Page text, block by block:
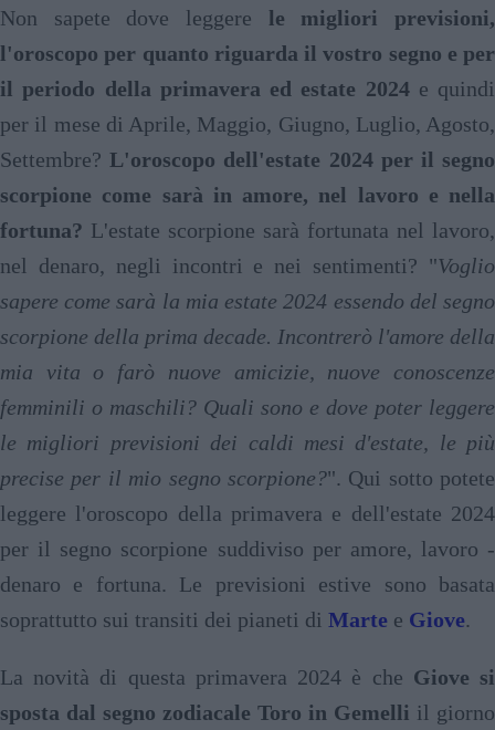
Non sapete dove leggere le migliori previsioni,
l'oroscopo per quanto riguarda il vostro segno e per
il periodo della primavera ed estate 2024e quindi
per il mese di Aprile, Maggio, Giugno, Luglio, Agosto,
Settembre?L'oroscopo dell'estate 2024 per il segno
scorpione come sarà in amore, nel lavoro e nella
fortuna? L'estate scorpione sarà fortunata nel lavoro,
nel denaro, negli incontri e nei sentimenti? "Voglio
sapere come sarà la mia estate 2024 essendo del segno
scorpione della prima decade. Incontrerò l'amore della
mia vita o farò nuove amicizie, nuove conoscenze
femminili o maschili? Quali sono e dove poter leggere
le migliori previsioni dei caldi mesi d'estate, le più
precise per il mio segno scorpione?". Qui sotto potete
leggere l'oroscopo della primavera e dell'estate 2024
per il segno scorpione suddiviso per amore, lavoro -
denaro e fortuna. Le previsioni estive sono basata
soprattutto sui transiti dei pianeti di Marte e Giove.
La novità di questa primavera 2024 è che Giove si
sposta dal segno zodiacale Toro in Gemelli il giorno